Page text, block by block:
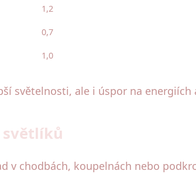
1,2
0,7
1,0
světelnosti, ale i úspor na
světlíků
chodbách, koupelnách nebo